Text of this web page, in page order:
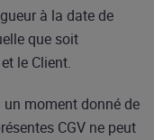
à la date de
que soit
le Client.
un moment donné de
CGV ne peut